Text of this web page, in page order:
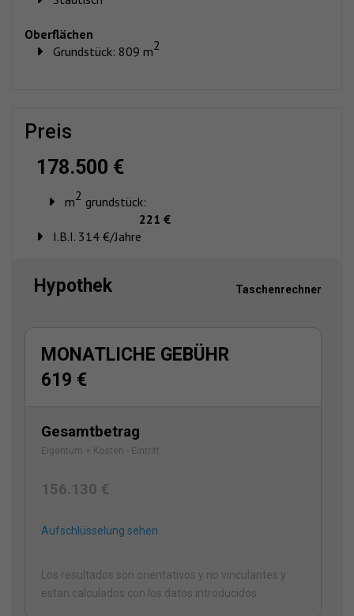
Oberflächen
Grundstück: 809 m2
preis
178.500 €
m2 grundstück:
221 €
I.B.I. 314 €/Jahre
Hypothek Taschenrechner
MONATLICHE GEBÜHR
619 €
Gesamtbetrag
Eigentum + Kosten - Eintritt
156.130 €
Aufschlüsselung sehen
Los resultados son orientativos y no vinculantes y
estan calculados con los datos introducidos.